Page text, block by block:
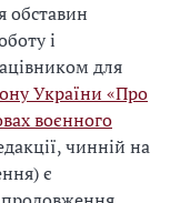
обставин
і
для
України «Про
воєнного
чинній на
є